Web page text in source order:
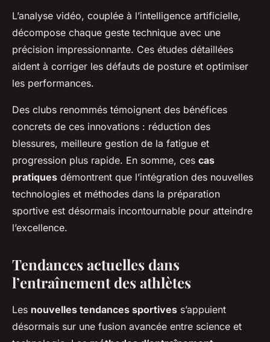
L’analyse vidéo, couplée à l’intelligence artificielle,
décompose chaque geste technique avec une
précision impressionnante. Ces études détaillées
aident à corriger les défauts de posture et optimiser
les performances.
Des clubs renommés témoignent des bénéfices
concrets de ces innovations : réduction des
blessures, meilleure gestion de la fatigue et
progression plus rapide. En somme, ces cas
pratiques démontrent que l’intégration des nouvelles
technologies et méthodes dans la préparation
sportive est désormais incontournable pour atteindre
l’excellence.
Tendances actuelles dans
l’entraînement des athlètes
Les nouvelles tendances sportives s’appuient
désormais sur une fusion avancée entre science et